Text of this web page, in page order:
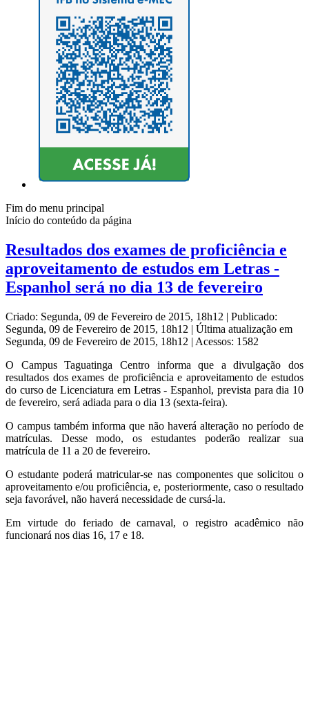
Fim do menu principal
Início do conteúdo da página
Resultados dos exames de proficiência e
aproveitamento de estudos em Letras -
Espanhol será no dia 13 de fevereiro
Criado: Segunda, 09 de Fevereiro de 2015, 18h12 | Publicado:
Segunda, 09 de Fevereiro de 2015, 18h12 | Última atualização em
Segunda, 09 de Fevereiro de 2015, 18h12 | Acessos: 1582
O Campus Taguatinga Centro informa que a divulgação dos
resultados dos exames de proficiência e aproveitamento de estudos
do curso de Licenciatura em Letras - Espanhol, prevista para dia 10
de fevereiro, será adiada para o dia 13 (sexta-feira).
O campus também informa que não haverá alteração no período de
matrículas. Desse modo, os estudantes poderão realizar sua
matrícula de 11 a 20 de fevereiro.
O estudante poderá matricular-se nas componentes que solicitou o
aproveitamento e/ou proficiência, e, posteriormente, caso o resultado
seja favorável, não haverá necessidade de cursá-la.
Em virtude do feriado de carnaval, o registro acadêmico não
funcionará nos dias 16, 17 e 18.